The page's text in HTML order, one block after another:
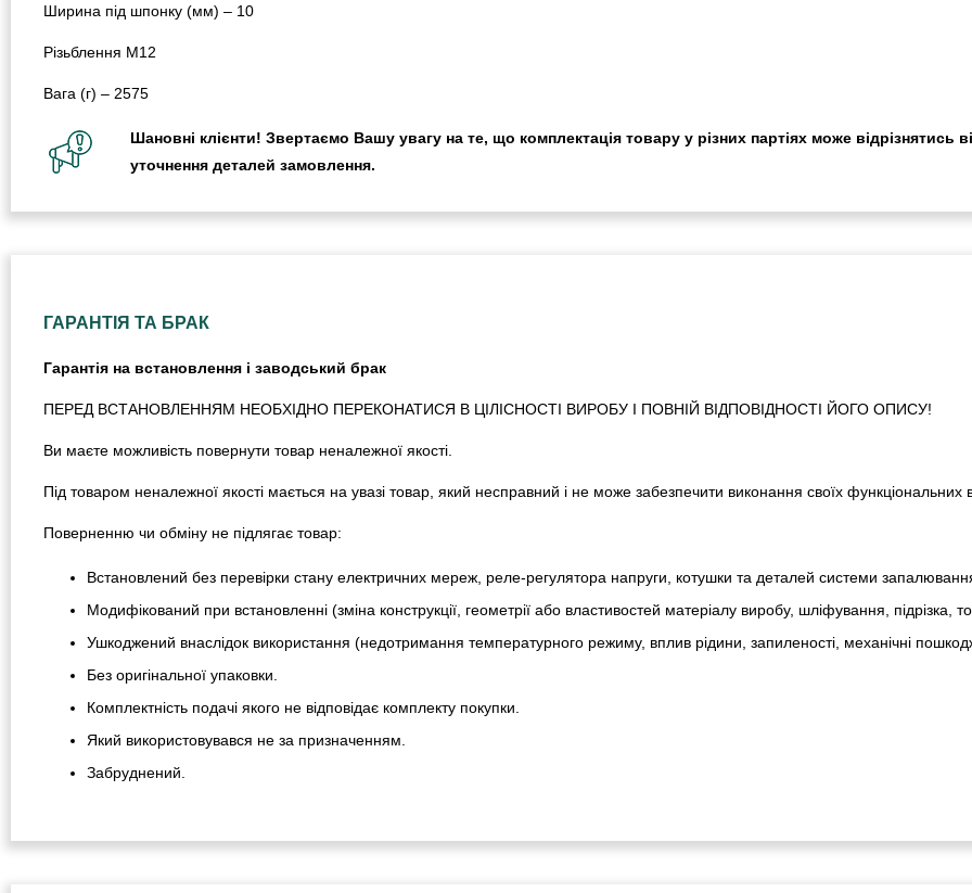
Ширина під шпонку (мм) – 10
Різьблення М12
Вага (г) – 2575
Шановні клієнти! Звертаємо Вашу увагу на те, що комплектація товару у різних партіях може
уточнення деталей замовлення.
ГАРАНТІЯ ТА БРАК
Гарантія на встановлення і заводський брак
ПЕРЕД ВСТАНОВЛЕННЯМ НЕОБХІДНО ПЕРЕКОНАТИСЯ В ЦІЛІСНОСТІ ВИРОБУ І ПОВНІЙ ВІДПОВІДНОСТІ ЙОГО ОПИСУ!
Ви маєте можливість повернути товар неналежної якості.
Під товаром неналежної якості мається на увазі товар, який несправний і не може забезпечити виконання своїх функціональних
Поверненню чи обміну не підлягає товар:
Встановлений без перевірки стану електричних мереж, реле-регулято­ра напруги, котушки та деталей системи
Модифікований при встановленні (зміна конструкції, геометрії або властивостей матеріалу виробу, шліфування, підрізка,
Ушкоджений внаслідок використання (недотримання температурного режиму, вплив рідини, запиленості, механічні
Без оригінальної упаковки.
Комплектність подачі якого не відповідає комплекту покупки.
Який використовувався не за призначенням.
Забруднений.